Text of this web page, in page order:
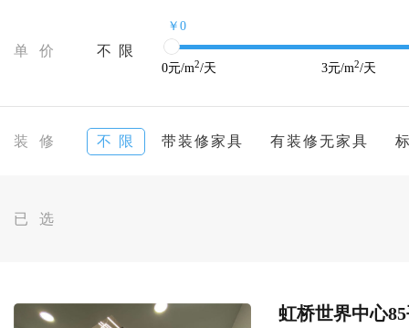
单 价 不 限
￥0
0元/m2/天 3元/m2/天
装 修 不 限 带装修家具 有装修无家具
已 选
虹桥世界中心85